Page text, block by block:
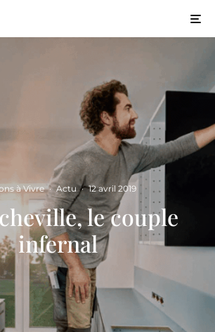
à Vivre · Actu · 12 avril 2019
le couple
infernal